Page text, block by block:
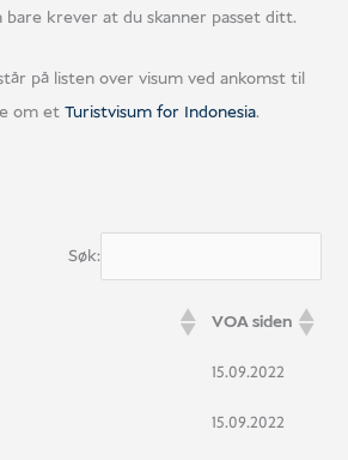
bare krever at du skanner passet ditt.
på listen over visum ved ankomst til
om etTuristvisum for Indonesia.
Søk:
VOA siden
15.09.2022
15.09.2022